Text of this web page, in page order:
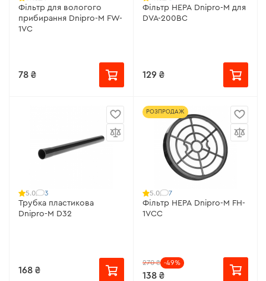
Фільтр для вологого
прибирання Dnipro-M FW-
1VC
78 ₴
Фільтр НЕРА Dnipro-M для
DVA-200BС
129 ₴
5.0 3
Трубка пластикова
Dnipro-M D32
168 ₴
РОЗПРОДАЖ
5.0 7
Фільтр HEPA Dnipro-M FH-
1VCС
270 ₴ -49%
138 ₴